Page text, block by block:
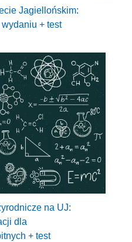
Jagiellońskim:
+ test
na UJ:
dla
+ test